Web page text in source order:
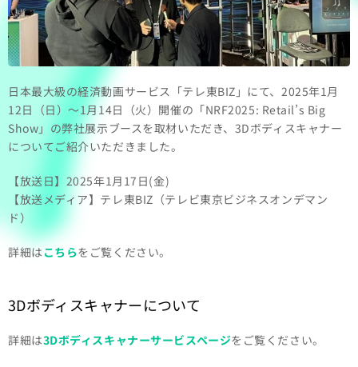
日本最大級の経済動画サービス「テレ東BIZ」にて、2025年1月
12日（日）～1月14日（火）開催の「NRF2025: Retail’s Big
Show」の弊社展示ブースを取材いただき、3Dボディスキャナー
についてご紹介いただきました。
【放送日】2025年1月17日(金)
【放送メディア】テレ東BIZ（テレビ東京ビジネスオンデマン
ド）
詳細は こちらをご覧ください。
3Dボディスキャナーについて
詳細は3Dボディスキャナーサービスページをご覧ください。